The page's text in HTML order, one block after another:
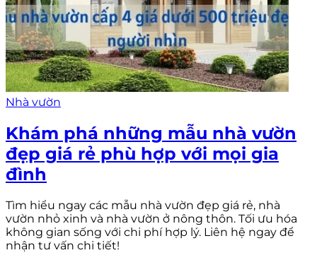
Nhà vườn
Khám phá những mẫu nhà vườn
đẹp giá rẻ phù hợp với mọi gia
đình
Tìm hiểu ngay các mẫu nhà vườn đẹp giá rẻ, nhà
vườn nhỏ xinh và nhà vườn ở nông thôn. Tối ưu hóa
không gian sống với chi phí hợp lý. Liên hệ ngay để
nhận tư vấn chi tiết!